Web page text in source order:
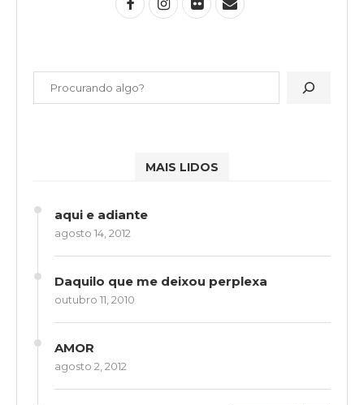
MAIS LIDOS
aqui e adiante
agosto 14, 2012
Daquilo que me deixou perplexa
outubro 11, 2010
AMOR
agosto 2, 2012